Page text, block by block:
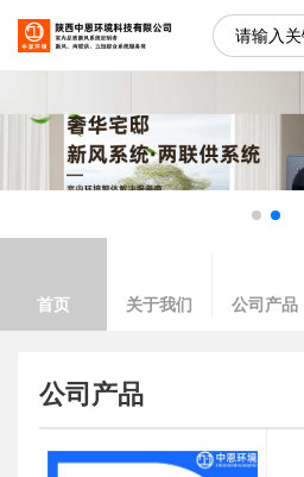
首页 关于我们 公司产品
公司产品